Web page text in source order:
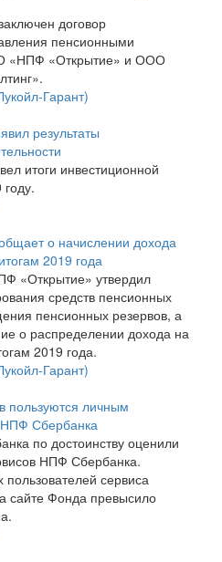
договор
пенсионными
«НПФ «Открытие» и ООО
Гарант)
результаты
итоги инвестиционной
о начислении дохода
2019 года
«Открытие» утвердил
средств пенсионных
пенсионных резервов, а
о распределении дохода на
2019 года.
Гарант)
пользуются личным
НПФ Сбербанка
по достоинству оценили
НПФ Сбербанка.
пользователей сервиса
сайте Фонда превысило